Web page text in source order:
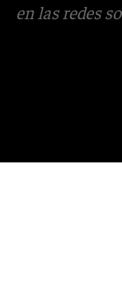
en las redes